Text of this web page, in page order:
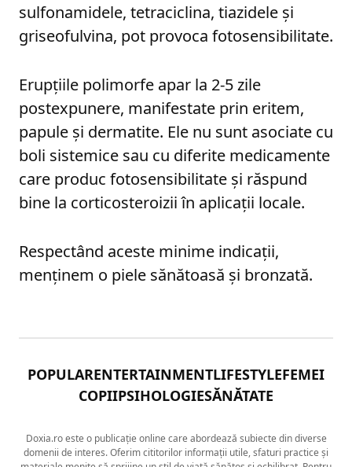
sulfonamidele, tetraciclina, tiazidele și
griseofulvina, pot provoca fotosensibilitate.
Erupțiile polimorfe apar la 2-5 zile
postexpunere, manifestate prin eritem,
papule și dermatite. Ele nu sunt asociate cu
boli sistemice sau cu diferite medicamente
care produc fotosensibilitate și răspund
bine la corticosteroizii în aplicații locale.
Respectând aceste minime indicații,
menținem o piele sănătoasă și bronzată.
POPULARENTERTAINMENTLIFESTYLEFEMEI
COPIIPSIHOLOGIESĂNĂTATE
Doxia.ro este o publicație online care abordează subiecte din diverse
domenii de interes. Oferim cititorilor informații utile, sfaturi practice și